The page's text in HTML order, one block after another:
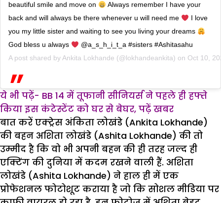
beautiful smile and move on
Always remember I have your
back and will always be there whenever u will need me
I love
you my little sister and waiting to see you living your dreams
God bless u always
@a_s_h_i_t_a #sisters #Ashitasahu
A post shared byAnkita Lokhande (@lokhandeankita) on Oct 10,
ये भी पढ़ें- BB 14 में तूफानी सीनियर्स ने पहले ही हफ्ते
किया इस कंटेस्टेंट को घर से बेघर, पढ़ें खबर
बात करें एक्ट्रेस अंकिता लोखंडे (Ankita Lokhande)
की बहन अशिता लोखंडे (Ashita Lokhande) की तो
उम्मीद है कि वो भी अपनी बहन की ही तरह जल्द ही
एक्टिंग की दुनिया में कदम रखने वाली हैं. अशिता
लोखंडे (Ashita Lokhande) ने हाल ही में एक
प्रोफेशनल फोटोशूट कराया है जो कि सोशल मीडिया पर